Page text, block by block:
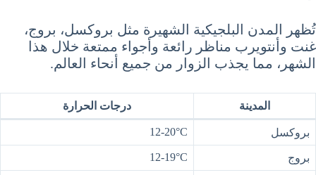
تُظهر المدن البلجيكية الشهيرة مثل بروكسل، بروج،
غنت وأنتويرب مناظر رائعة وأجواء ممتعة خلال هذا
الشهر، مما يجذب الزوار من جميع أنحاء العالم.
المدينة درجات الحرارة
بروكسل 12-20°C
بروج 12-19°C